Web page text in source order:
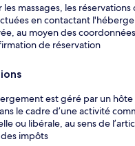
les massages, les
en contactant
au moyen des
de réservation
est géré par un
le cadre d’une activité
ou libérale, au sens de
impôts